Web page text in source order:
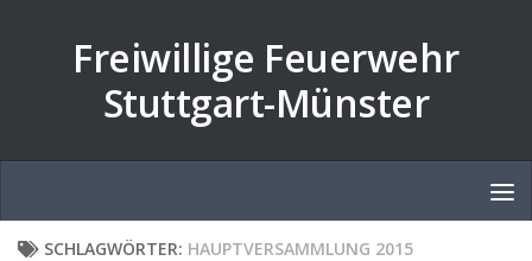
Freiwillige Feuerwehr
Stuttgart-Münster
SCHLAGWÖRTER: HAUPTVERSAMMLUNG 2015